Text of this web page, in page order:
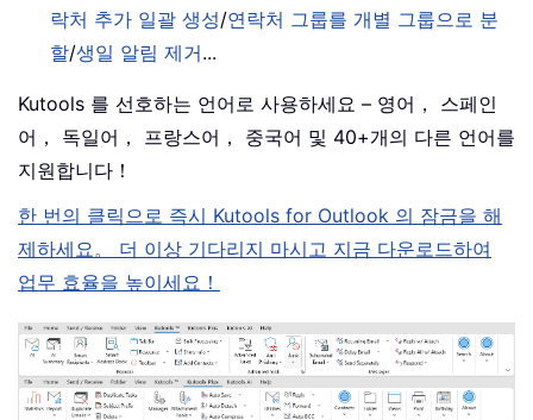
락처 추가 일괄 생성/연락처 그룹를 개별 그룹으로 분
할/생일 알림 제거...
Kutools 를 선호하는 언어로 사용하세요 – 영어， 스페인
어， 독일어， 프랑스어， 중국어 및 40+개의 다른 언어를
지원합니다！
한 번의 클릭으로 즉시 Kutools for Outlook 의 잠금을 해
제하세요。 더 이상 기다리지 마시고 지금 다운로드하여
업무 효율을 높이세요！